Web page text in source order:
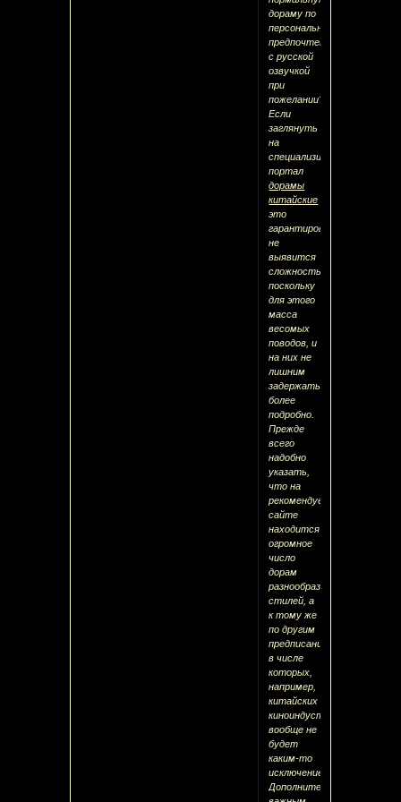
дораму по
персональному
предпочтению
с русской
озвучкой
при
пожелании?
Если
заглянуть
на
специализированный
портал
дорамы
китайские
это
гарантированно
не
выявится
сложностью,
поскольку
для этого
масса
весомых
поводов, и
на них не
лишним
задержаться
более
подробно.
Прежде
всего
надобно
указать,
что на
рекомендуемом
сайте
находится
огромное
число
дорам
разнообразных
стилей, а
к тому же
по другим
предписаниям,
в числе
которых,
например,
китайских
киноиндустрий,
вообще не
будет
каким-то
исключением.
Дополнительно,